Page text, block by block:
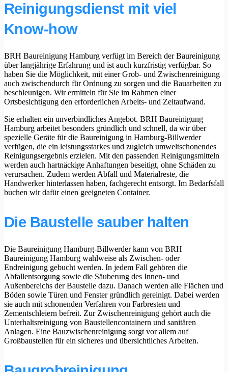
Reinigungsdienst mit viel
Know-how
BRH Baureinigung Hamburg verfügt im Bereich der Baureinigung
über langjährige Erfahrung und ist auch kurzfristig verfügbar. So
haben Sie die Möglichkeit, mit einer Grob- und Zwischenreinigung
auch zwischendurch für Ordnung zu sorgen und die Bauarbeiten zu
beschleunigen. Wir ermitteln für Sie im Rahmen einer
Ortsbesichtigung den erforderlichen Arbeits- und Zeitaufwand.
Sie erhalten ein unverbindliches Angebot. BRH Baureinigung
Hamburg arbeitet besonders gründlich und schnell, da wir über
spezielle Geräte für die Baureinigung in Hamburg-Billwerder
verfügen, die ein leistungsstarkes und zugleich umweltschonendes
Reinigungsergebnis erzielen. Mit den passenden Reinigungsmitteln
werden auch hartnäckige Anhaftungen beseitigt, ohne Schäden zu
verursachen. Zudem werden Abfall und Materialreste, die
Handwerker hinterlassen haben, fachgerecht entsorgt. Im Bedarfsfall
buchen wir dafür einen geeigneten Container.
Die Baustelle sauber halten
Die Baureinigung Hamburg-Billwerder kann von BRH
Baureinigung Hamburg wahlweise als Zwischen- oder
Endreinigung gebucht werden. In jedem Fall gehören die
Abfallentsorgung sowie die Säuberung des Innen- und
Außenbereichs der Baustelle dazu. Danach werden alle Flächen und
Böden sowie Türen und Fenster gründlich gereinigt. Dabei werden
sie auch mit schonenden Verfahren von Farbresten und
Zementschleiern befreit. Zur Zwischenreinigung gehört auch die
Unterhaltsreinigung von Baustellencontainern und sanitären
Anlagen. Eine Bauzwischenreinigung sorgt vor allem auf
Großbaustellen für ein sicheres und übersichtliches Arbeiten.